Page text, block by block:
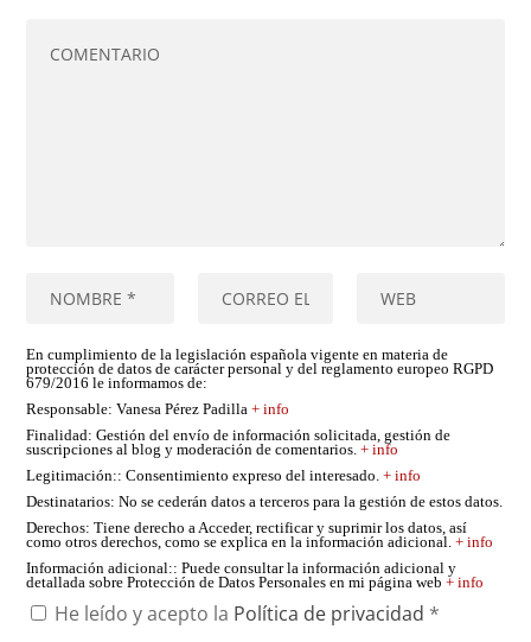
En cumplimiento de la legislación española vigente en materia de
protección de datos de carácter personal y del reglamento europeo RGPD
679/2016 le informamos de:
Responsable: Vanesa Pérez Padilla+ info
Finalidad: Gestión del envío de información solicitada, gestión de
suscripciones al blog y moderación de comentarios.+ info
Legitimación:: Consentimiento expreso del interesado.+ info
Destinatarios: No se cederán datos a terceros para la gestión de estos datos.
Derechos: Tiene derecho a Acceder, rectificar y suprimir los datos, así
como otros derechos, como se explica en la información adicional.+ info
Información adicional:: Puede consultar la información adicional y
detallada sobre Protección de Datos Personales en mi página web+ info
He leído y acepto la Política de privacidad *